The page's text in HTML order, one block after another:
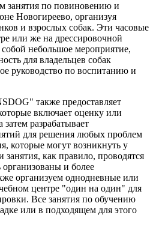
занятия по повиновению и
Новогиреево, организуя
и взрослых собак. Эти часовые
или же на дрессировочной
небольшое мероприятие,
для владельцев собак
руководство по воспитанию и
также предоставляет
включает оценку или
затем разрабатывает
для решения любых проблем
которые могут возникнуть у
занятия, как правило, проводятся
организованы и более
организуем однодневные или
центре "один на один" для
Все занятия по обучению
или в подходящем для этого